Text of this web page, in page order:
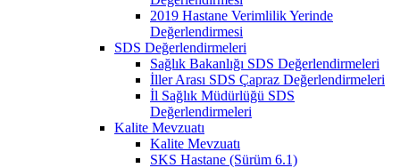
2019 Hastane Verimlilik Yerinde
Değerlendirmesi
SDS Değerlendirmeleri
Sağlık Bakanlığı SDS Değerlendirmeleri
İller Arası SDS Çapraz Değerlendirmeleri
İl Sağlık Müdürlüğü SDS
Değerlendirmeleri
Kalite Mevzuatı
Kalite Mevzuatı
SKS Hastane (Sürüm 6.1)